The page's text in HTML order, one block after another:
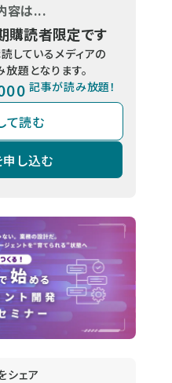
容は...
購読者限定です
しているメディアの
題となります。
記事が読み放題！
て読む
し込む
シェア